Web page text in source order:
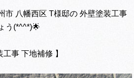
市 八幡西区 T様邸の 外壁塗装工事
う(*^^*)🌟
工事 下地補修 】